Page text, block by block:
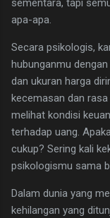
apa-apa.
​Secara psikologis,
hubunganmu
dan ukuran harga
kecemasan dan
melihat kondisi
terhadap uang.
cukup? Sering kali
psikologismu sama
​Dalam dunia yang
kehilangan yang